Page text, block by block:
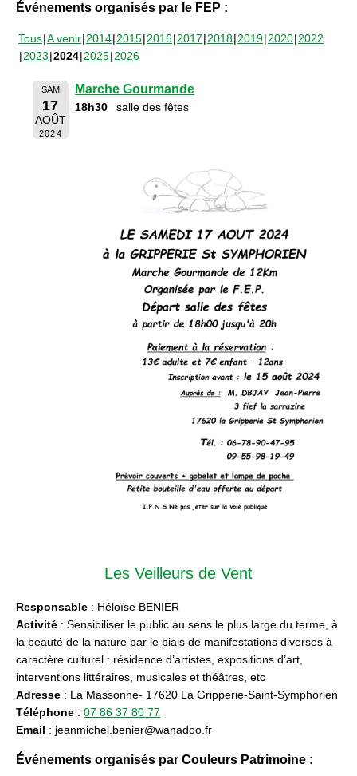
Événements organisés par le FEP :
Tous A venir 2014 2015 2016 2017 2018 2019 2020 2022
2023 2024 2025 2026
SAM
17
AOÛT
2024
Marche Gourmande
18h30 salle des fêtes
Les Veilleurs de Vent
Responsable : Héloïse BENIER
Activité : Sensibiliser le public au sens le plus large du terme, à
la beauté de la nature par le biais de manifestations diverses à
caractère culturel : résidence d’artistes, expositions d’art,
interventions littéraires, musicales et théâtres, etc
Adresse : La Massonne- 17620 La Gripperie-Saint-Symphorien
Téléphone : 07 86 37 80 77
Email : jeanmichel.benier@wanadoo.fr
Événements organisés par Couleurs Patrimoine :